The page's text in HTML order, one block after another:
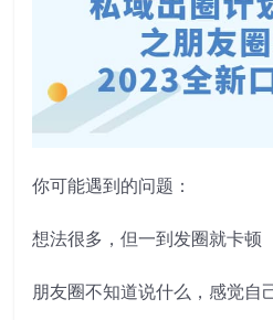
你可能遇到的问题：
想法很多，但一到发圈就卡顿
朋友圈不知道说什么，感觉自